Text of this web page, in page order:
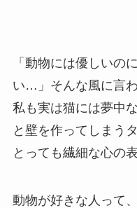
「動物には優しいの
い…」そんな風に言
私も実は猫には夢中
と壁を作ってしまう
とっても繊細な心の
動物が好きな人って